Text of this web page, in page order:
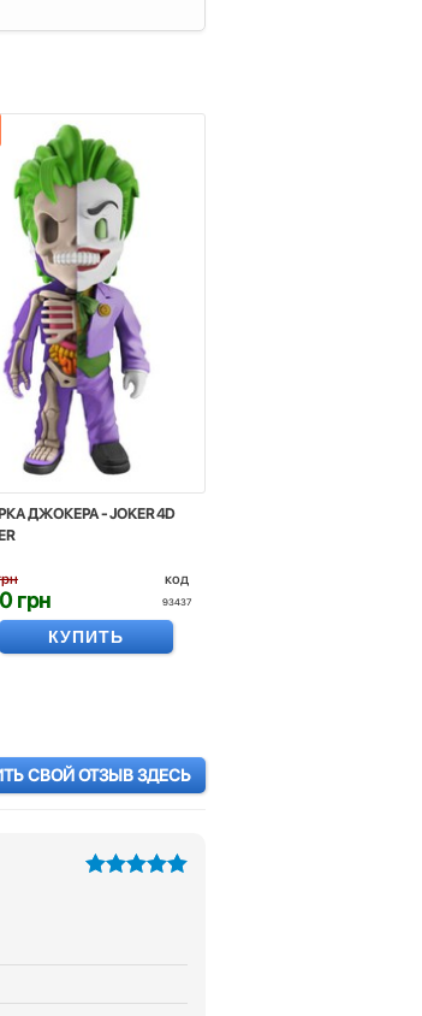
ДЖОКЕРА - JOKER 4D
грн
код
93437
КУПИТЬ
СВОЙ ОТЗЫВ ЗДЕСЬ